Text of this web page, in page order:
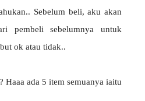
Sebelum beli, aku akan
pembeli sebelumnya untuk
ok atau tidak..
ada 5 item semuanya iaitu